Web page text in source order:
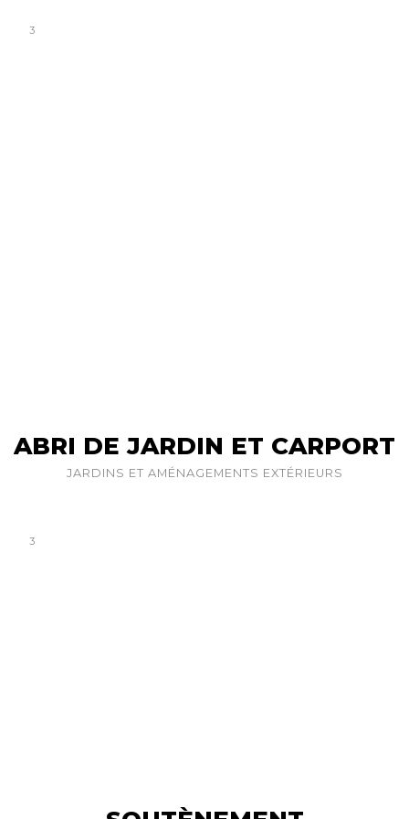
3
ABRI DE JARDIN ET CARPORT
JARDINS ET AMÉNAGEMENTS EXTÉRIEURS
3